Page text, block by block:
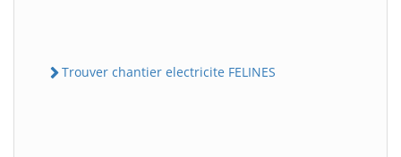
Trouver chantier electricite FELINES